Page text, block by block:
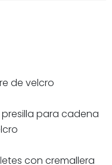
de velcro
para cadena
con cremallera